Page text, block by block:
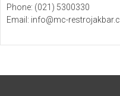
Phone: (021) 5300330
Email: info@mc-